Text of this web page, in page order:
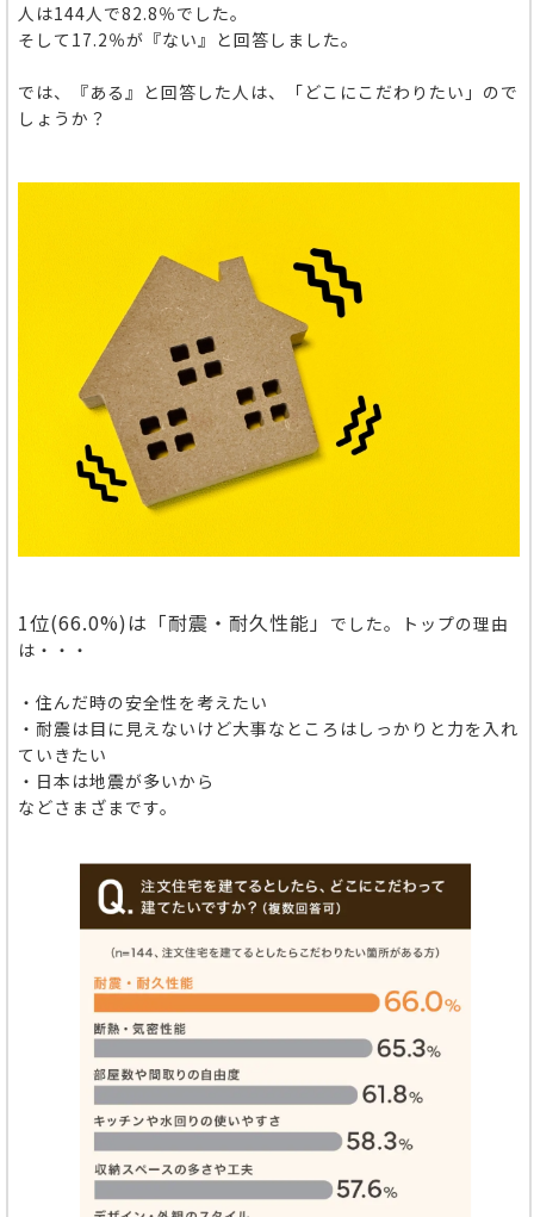
人 は144人で82.8％でした。
そして17.2％が『ない』と回答しました。
では、『ある』と回答した人は、「どこにこだわりたい」ので
しょうか？
1位(66.0%)は「耐震・耐久性能」 でした。
トップの理由
は・・・
・住んだ時の安全性を考えたい
・耐震は目に見えないけど大事なところはしっかりと力を入れ
ていきたい
・日本は地震が多いから
などさまざまです。